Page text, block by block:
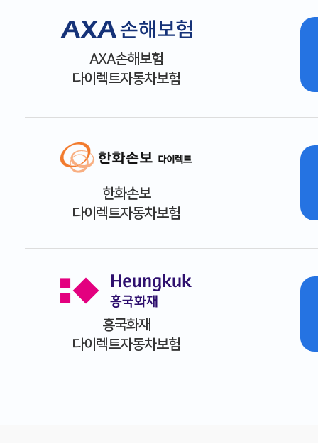
AXA손해보험
다이렉트자동차보험
한화손보
다이렉트자동차보험
흥국화재
다이렉트자동차보험